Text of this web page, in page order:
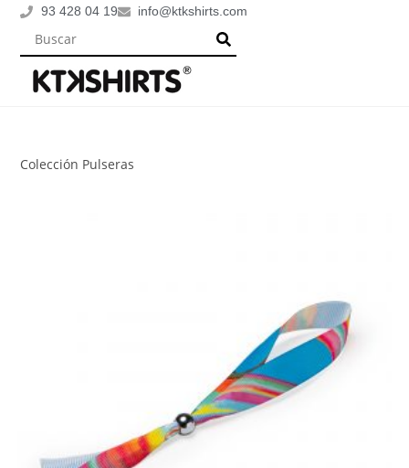
93 428 04 19 info@ktkshirts.com
Colección Pulseras